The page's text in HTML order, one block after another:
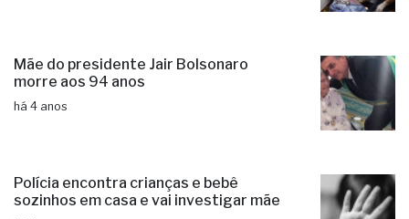
Mãe do presidente Jair Bolsonaro
morre aos 94 anos
há 4 anos
Polícia encontra crianças e bebê
sozinhos em casa e vai investigar mãe